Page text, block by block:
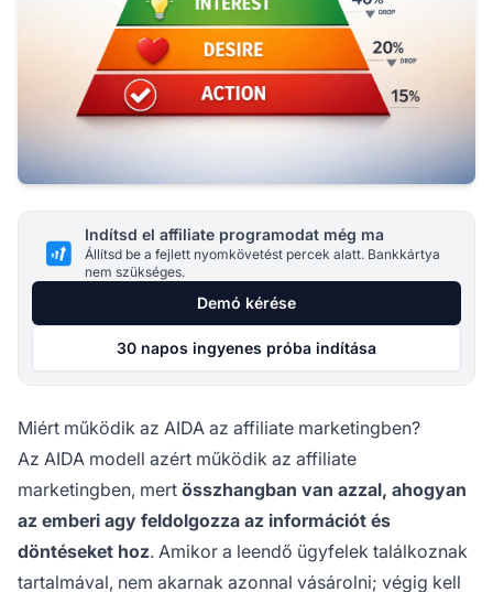
Indítsd el affiliate programodat még ma
Állítsd be a fejlett nyomkövetést percek alatt. Bankkártya
nem szükséges.
Demó kérése
30 napos ingyenes próba indítása
Miért működik az AIDA az affiliate marketingben?
Az AIDA modell azért működik az affiliate
marketingben, mert összhangban van azzal, ahogyan
az emberi agy feldolgozza az információt és
döntéseket hoz. Amikor a leendő ügyfelek találkoznak
tartalmával, nem akarnak azonnal vásárolni; végig kell